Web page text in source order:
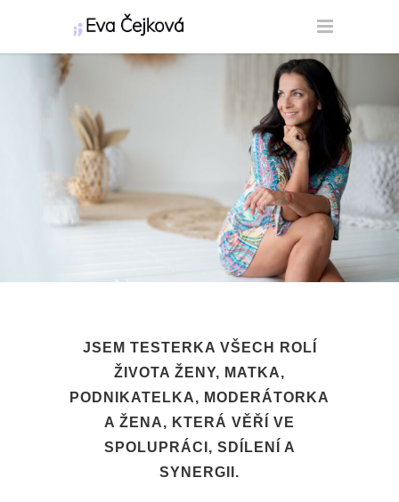
JSEM TESTERKA VŠECH ROLÍ
ŽIVOTA ŽENY, MATKA,
PODNIKATELKA, MODERÁTORKA
A ŽENA, KTERÁ VĚŘÍ VE
SPOLUPRÁCI, SDÍLENÍ A
SYNERGII.